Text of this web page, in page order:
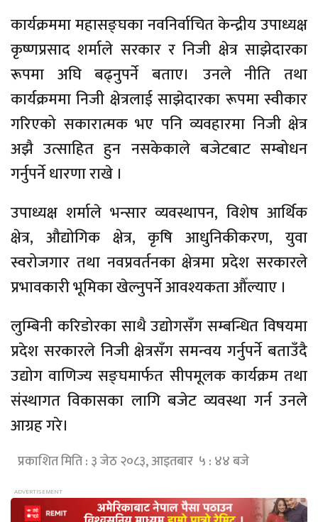
कार्यक्रममा महासङ्घका नवनिर्वाचित केन्द्रीय उपाध्यक्ष
कृष्णप्रसाद शर्माले सरकार र निजी क्षेत्र साझेदारका
रूपमा अघि बढ्नुपर्ने बताए। उनले नीति तथा
कार्यक्रममा निजी क्षेत्रलाई साझेदारका रूपमा स्वीकार
गरिएको सकारात्मक भए पनि व्यवहारमा निजी क्षेत्र
अझै उत्साहित हुन नसकेकाले बजेटबाट सम्बोधन
गर्नुपर्ने धारणा राखे ।
उपाध्यक्ष शर्माले भन्सार व्यवस्थापन, विशेष आर्थिक
क्षेत्र, औद्योगिक क्षेत्र, कृषि आधुनिकीकरण, युवा
स्वरोजगार तथा नवप्रवर्तनका क्षेत्रमा प्रदेश सरकारले
प्रभावकारी भूमिका खेल्नुपर्ने आवश्यकता औँल्याए ।
लुम्बिनी करिडोरका साथै उद्योगसँग सम्बन्धित विषयमा
प्रदेश सरकारले निजी क्षेत्रसँग समन्वय गर्नुपर्ने बताउँदै
उद्योग वाणिज्य सङ्घमार्फत सीपमूलक कार्यक्रम तथा
संस्थागत विकासका लागि बजेट व्यवस्था गर्न उनले
आग्रह गरे।
प्रकाशित मिति : ३ जेठ २०८३, आइतबार ५ : ४४ बजे